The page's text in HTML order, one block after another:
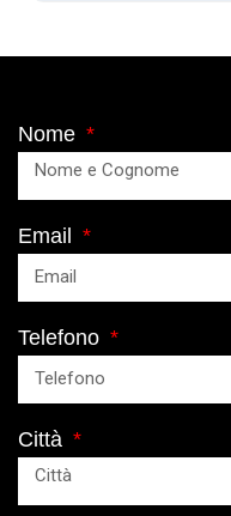
Nome
Email
Telefono
Città